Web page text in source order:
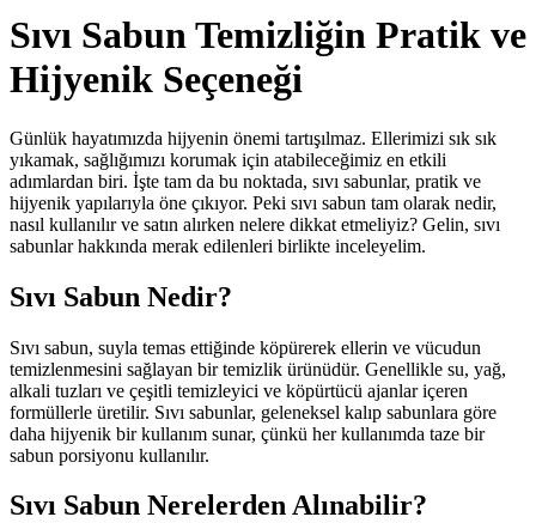
Sıvı Sabun Temizliğin Pratik ve
Hijyenik Seçeneği
Günlük hayatımızda hijyenin önemi tartışılmaz. Ellerimizi sık sık
yıkamak, sağlığımızı korumak için atabileceğimiz en etkili
adımlardan biri. İşte tam da bu noktada, sıvı sabunlar, pratik ve
hijyenik yapılarıyla öne çıkıyor. Peki sıvı sabun tam olarak nedir,
nasıl kullanılır ve satın alırken nelere dikkat etmeliyiz? Gelin, sıvı
sabunlar hakkında merak edilenleri birlikte inceleyelim.
Sıvı Sabun Nedir?
Sıvı sabun, suyla temas ettiğinde köpürerek ellerin ve vücudun
temizlenmesini sağlayan bir temizlik ürünüdür. Genellikle su, yağ,
alkali tuzları ve çeşitli temizleyici ve köpürtücü ajanlar içeren
formüllerle üretilir. Sıvı sabunlar, geleneksel kalıp sabunlara göre
daha hijyenik bir kullanım sunar, çünkü her kullanımda taze bir
sabun porsiyonu kullanılır.
Sıvı Sabun Nerelerden Alınabilir?